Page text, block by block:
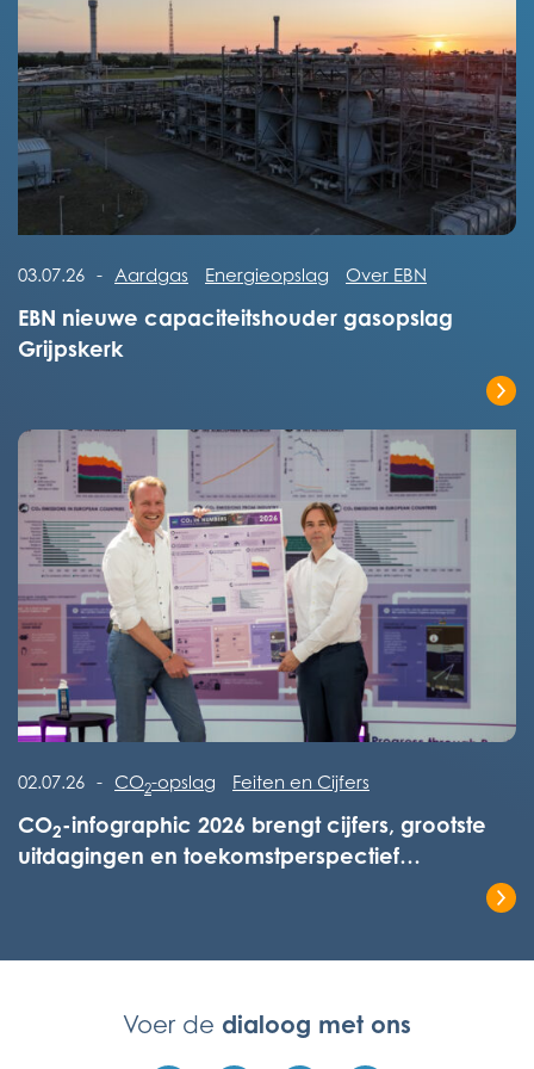
Lees het volledige bericht
EBN nieuwe capaciteitshouder gasopslag
Grijpskerk
03.07.26 - Aardgas Energieopslag Over EBN
Lees het volledige bericht
CO2-infographic 2026 brengt cijfers, grootste
uitdagingen en toekomstperspectief
02.07.26 - CO2-opslag Feiten en Cijfers
Voer de dialoog met ons